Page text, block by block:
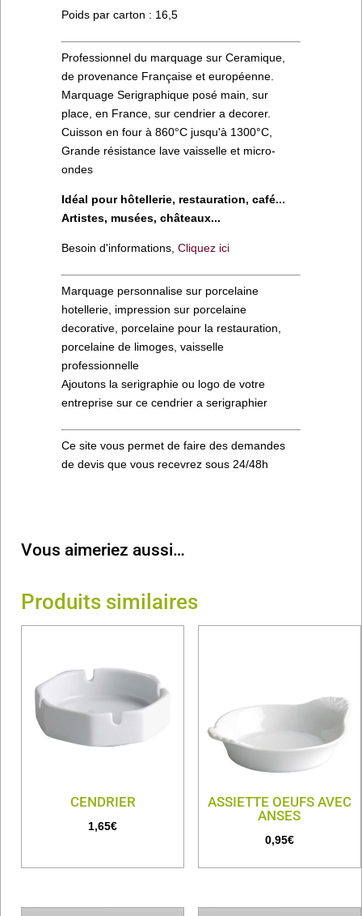
Poids par carton : 16,5
Professionnel du marquage sur Ceramique,
de provenance Française et européenne.
Marquage Serigraphique posé main, sur
place, en France, sur cendrier a decorer.
Cuisson en four à 860°C jusqu'à 1300°C,
Grande résistance lave vaisselle et micro-
ondes
Idéal pour hôtellerie, restauration, café...
Artistes, musées, châteaux...
Besoin d'informations, Cliquez ici
Marquage personnalise sur porcelaine
hotellerie, impression sur porcelaine
decorative, porcelaine pour la restauration,
porcelaine de limoges, vaisselle
professionnelle
Ajoutons la serigraphie ou logo de votre
entreprise sur ce cendrier a serigraphier
Ce site vous permet de faire des demandes
de devis que vous recevrez sous 24/48h
Vous aimeriez aussi…
Produits similaires
CENDRIER
1,65€
ASSIETTE OEUFS AVEC
ANSES
0,95€